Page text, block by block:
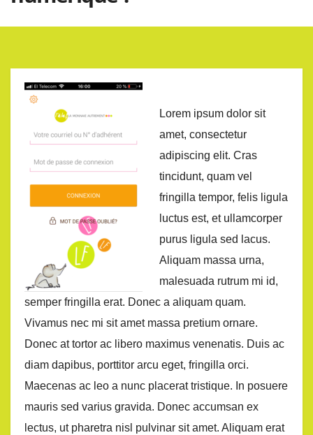
Lorem ipsum dolor sit
amet, consectetur
adipiscing elit. Cras
tincidunt, quam vel
fringilla tempor, felis ligula
luctus est, et ullamcorper
purus ligula sed lacus.
Aliquam massa urna,
malesuada rutrum mi id,
semper fringilla erat. Donec a aliquam quam.
Vivamus nec mi sit amet massa pretium ornare.
Donec at tortor ac libero maximus venenatis. Duis ac
diam dapibus, porttitor arcu eget, fringilla orci.
Maecenas ac leo a nunc placerat tristique. In posuere
mauris sed varius gravida. Donec accumsan ex
lectus, ut pharetra nisl pulvinar sit amet. Aliquam erat